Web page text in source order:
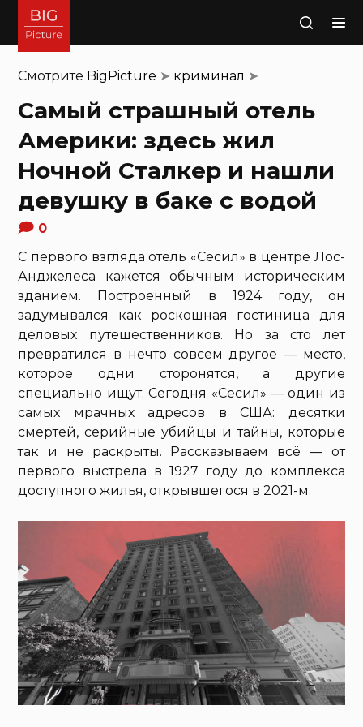
Поиск
Смотрите BigPicture ➤ криминал ➤
Самый страшный отель
Америки: здесь жил
Ночной Сталкер и нашли
девушку в баке с водой
0
С первого взгляда отель «Сесил» в центре Лос-
Анджелеса кажется обычным историческим
зданием. Построенный в 1924 году, он
задумывался как роскошная гостиница для
деловых путешественников. Но за сто лет
превратился в нечто совсем другое — место,
которое одни сторонятся, а другие
специально ищут. Сегодня «Сесил» — один из
самых мрачных адресов в США: десятки
смертей, серийные убийцы и тайны, которые
так и не раскрыты. Рассказываем всё — от
первого выстрела в 1927 году до комплекса
доступного жилья, открывшегося в 2021-м.